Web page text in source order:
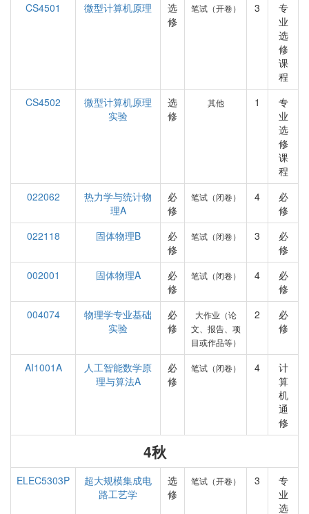
CS4501
微型计算机原理
选
修
笔试（开卷） 3
专
业
选
修
课
程
CS4502
微型计算机原理
实验
选
修
其他 1
专
业
选
修
课
程
022062
热力学与统计物
理A
必
修
笔试（闭卷） 4
必
修
022118
固体物理B
必
修
笔试（闭卷） 3
必
修
002001
固体物理A
必
修
笔试（闭卷） 4
必
修
004074
物理学专业基础
实验
必
修
大作业（论
文、报告、项
目或作品等）
2
必
修
AI1001A
人工智能数学原
理与算法A
必
修
笔试（闭卷） 4
计
算
机
通
修
4秋
ELEC5303P
超大规模集成电
路工艺学
选
修
笔试（开卷） 3
专
业
选